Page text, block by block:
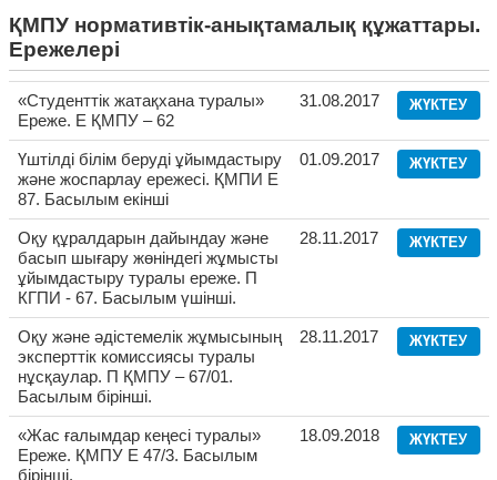
ҚМПУ нормативтік-анықтамалық құжаттары.
Ережелері
«Студенттік жатақхана туралы»
Ереже. Е ҚМПУ – 62
31.08.2017 ЖҮКТЕУ
Үштілді білім беруді ұйымдастыру
және жоспарлау ережесі. ҚМПИ Е
87. Басылым екінші
01.09.2017 ЖҮКТЕУ
Оқу құралдарын дайындау және
басып шығару жөніндегі жұмысты
ұйымдастыру туралы ереже. П
КГПИ - 67. Басылым үшінші.
28.11.2017 ЖҮКТЕУ
Оқу және әдістемелік жұмысының
эксперттік комиссиясы туралы
нұсқаулар. П ҚМПУ – 67/01.
Басылым бірінші.
28.11.2017 ЖҮКТЕУ
«Жас ғалымдар кеңесі туралы»
Ереже. ҚМПУ Е 47/3. Басылым
бірінші.
18.09.2018 ЖҮКТЕУ